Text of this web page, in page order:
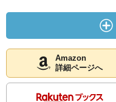
Amazon
詳細ページへ